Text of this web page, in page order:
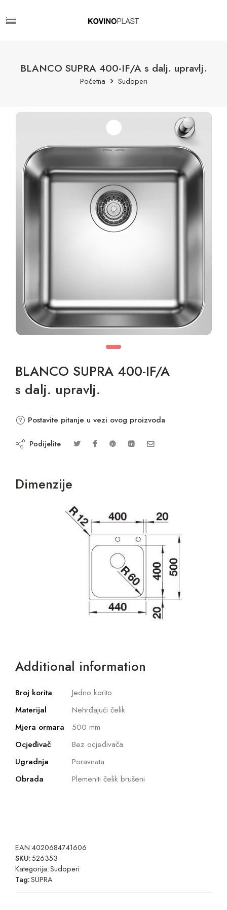
BLANCO SUPRA 400-IF/A s dalj. upravlj.
Početna Sudoperi
BLANCO SUPRA 400-IF/A
s dalj. upravlj.
Postavite pitanje u vezi ovog proizvoda
Podijelite
Dimenzije
Additional information
Broj korita
Jedno korito
Materijal
Nehrđajući čelik
Mjera ormara
500 mm
Ocjeđivač
Bez ocjeđivača
Ugradnja
Poravnata
Obrada
Plemeniti čelik brušeni
EAN:4020684741606
SKU:526353
Kategorija:Sudoperi
Tag:SUPRA